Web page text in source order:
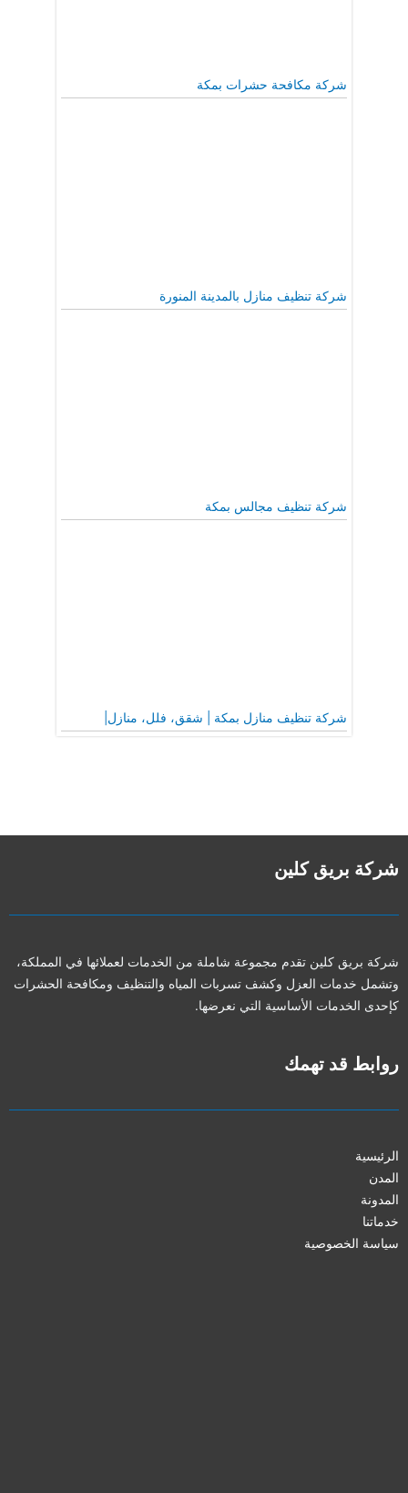
شركة مكافحة حشرات بمكة
شركة تنظيف منازل بالمدينة المنورة
شركة تنظيف مجالس بمكة
شركة تنظيف منازل بمكة | شقق، فلل، منازل|
شركة بريق كلين
شركة بريق كلين تقدم مجموعة شاملة من الخدمات لعملائها في المملكة،
وتشمل خدمات العزل وكشف تسربات المياه والتنظيف ومكافحة الحشرات
كإحدى الخدمات الأساسية التي نعرضها.
روابط قد تهمك
الرئيسية
المدن
المدونة
خدماتنا
سياسة الخصوصية